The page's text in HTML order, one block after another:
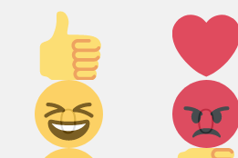
Палец
вверх!
0
Лайк!
0
Дикий
смех!
Агрессия!